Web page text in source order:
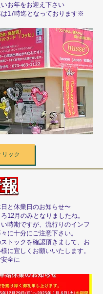
お年をお迎え下さい
17時迄となっております※
リック
と休業日のお知らせ〜
12月のみとなりましたね。
時期ですが、流行りのインフ
に十分にご注意下さい。
トックを確認頂きまして、お
に宜しくお願いいたします。
全に